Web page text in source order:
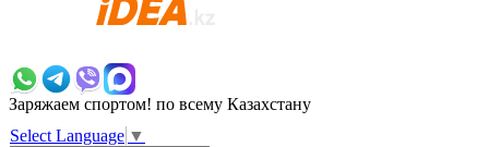
Заряжаем спортом! по всему Казахстану
Select Language ▼